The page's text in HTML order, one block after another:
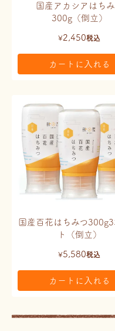
国産アカシアはち
300g（倒立）
¥2,450税込
カートに入れる
国産百花はちみつ300g3
ト（倒立）
¥5,580税込
カートに入れる